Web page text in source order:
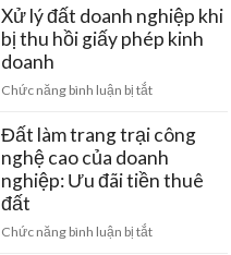
lợi
sinh
hỏng
hóc
Nội:
tục
gom
đất
ro
mất
trắng
mua
đai
bằng
giấy
và
Xử lý đất doanh nghiệp khi
bị thu hồi giấy phép kinh
doanh
Chức năng bình luận bị tắtở
lý
đất
doanh
nghiệp
bị
Đất làm trang trại công
nghệ cao của doanh
nghiệp: Ưu đãi tiền thuê
đất
Chức năng bình luận bị tắtở